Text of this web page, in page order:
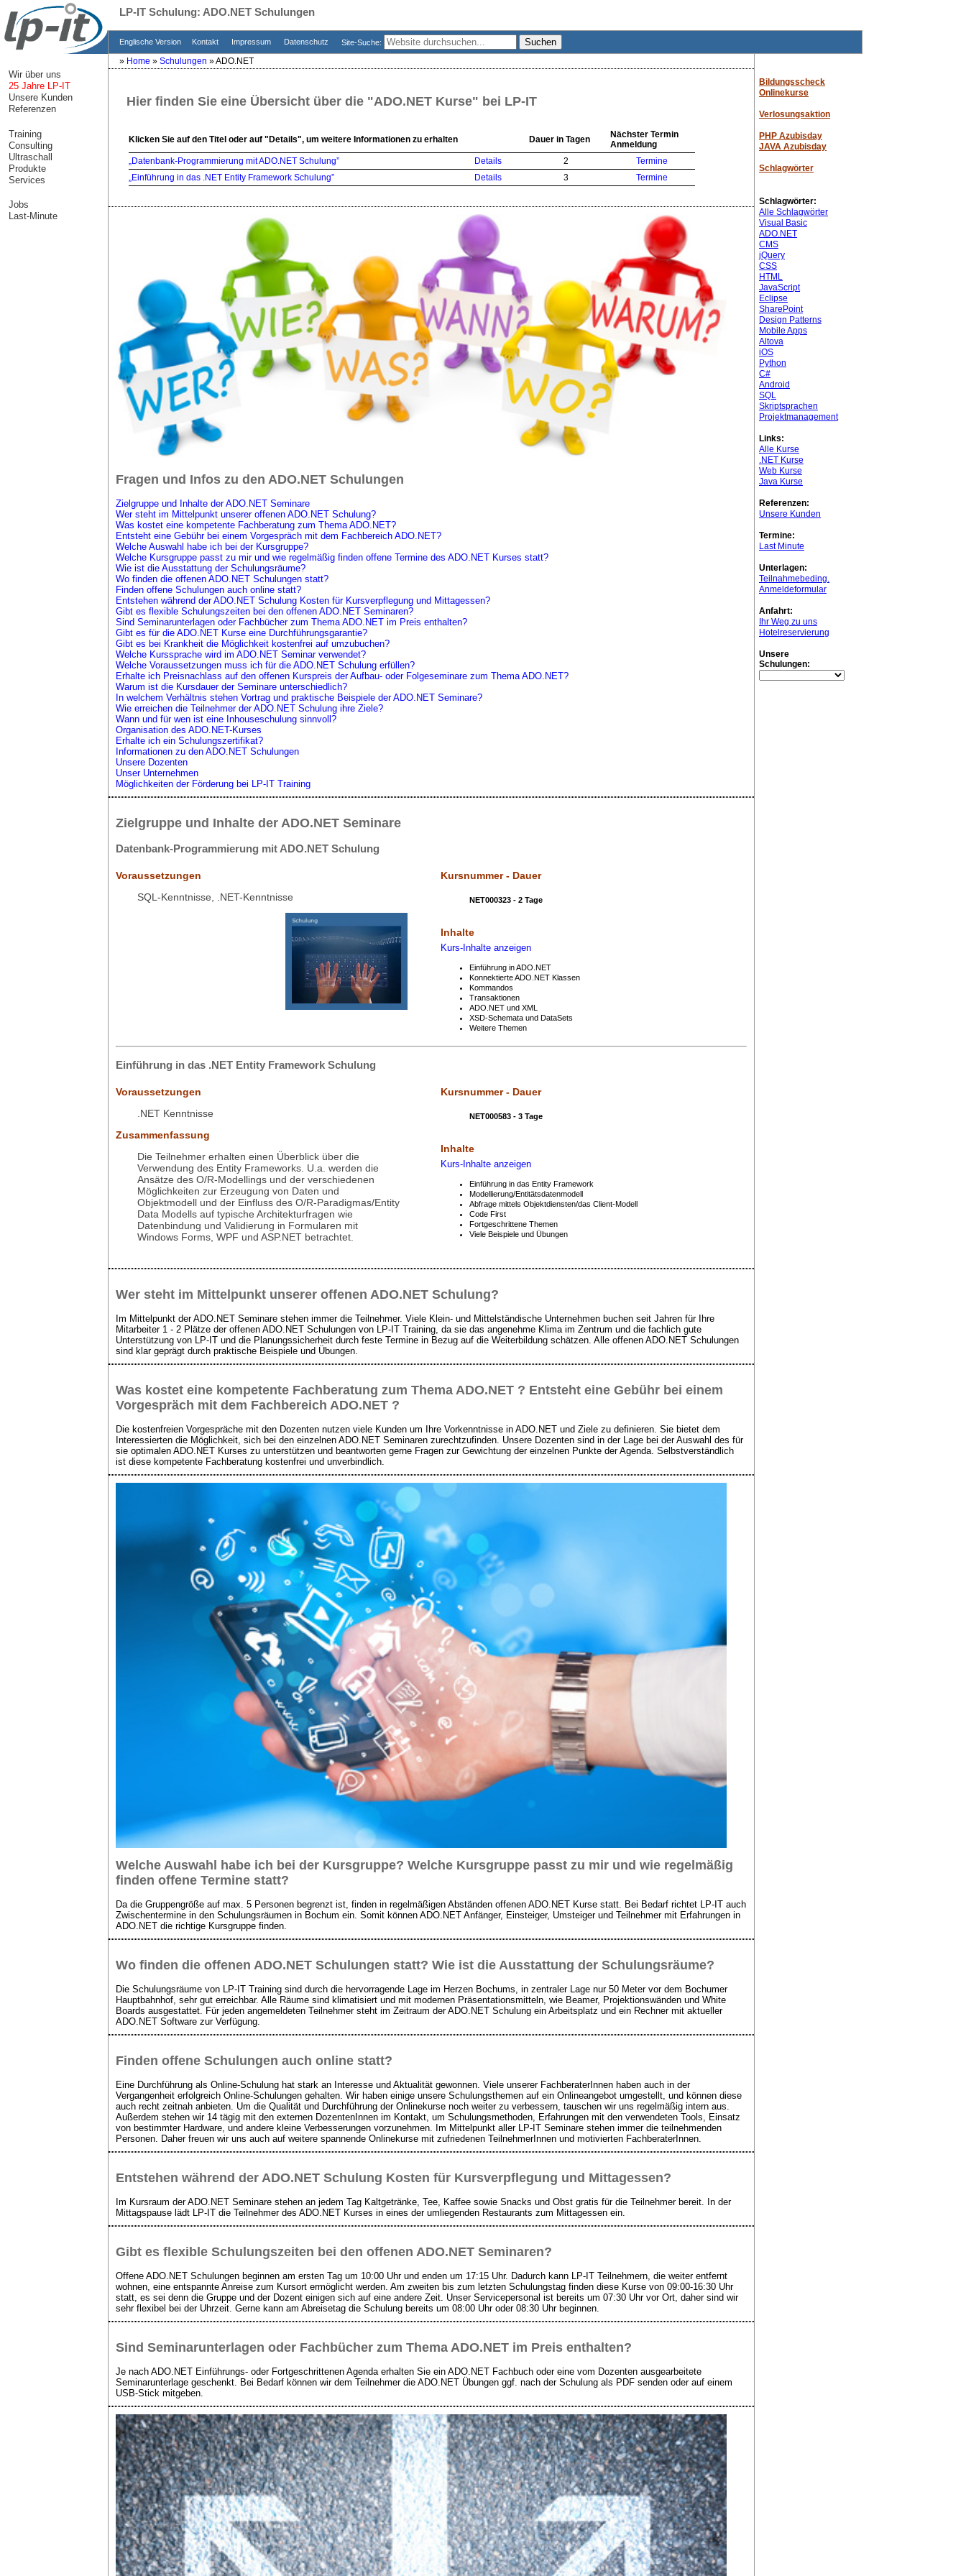
LP-IT Schulung: ADO.NET Schulungen
Englische Version Kontakt Impressum Datenschutz Site-Suche:
Wir über uns
25 Jahre LP-IT
Unsere Kunden
Referenzen
Training
Consulting
Ultraschall
Produkte
Services
Jobs
Last-Minute
» Home»Schulungen»ADO.NET
Hier finden Sie eine Übersicht über die "ADO.NET Kurse" bei LP-IT
Klicken Sie auf den Titel oder auf "Details", um weitere Informationen zu erhalten Dauer in Tagen
Nächster Termin
Anmeldung
„Datenbank-Programmierung mit ADO.NET Schulung”
Details 2
Termine
„Einführung in das .NET Entity Framework Schulung”
Details 3 Termine
Fragen und Infos zu den ADO.NET Schulungen
Zielgruppe und Inhalte der ADO.NET Seminare
Wer steht im Mittelpunkt unserer offenen ADO.NET Schulung?
Was kostet eine kompetente Fachberatung zum Thema ADO.NET?
Entsteht eine Gebühr bei einem Vorgespräch mit dem Fachbereich ADO.NET?
Welche Auswahl habe ich bei der Kursgruppe?
Welche Kursgruppe passt zu mir und wie regelmäßig finden offene Termine des ADO.NET Kurses statt?
Wie ist die Ausstattung der Schulungsräume?
Wo finden die offenen ADO.NET Schulungen statt?
Finden offene Schulungen auch online statt?
Entstehen während der ADO.NET Schulung Kosten für Kursverpflegung und Mittagessen?
Gibt es flexible Schulungszeiten bei den offenen ADO.NET Seminaren?
Sind Seminarunterlagen oder Fachbücher zum Thema ADO.NET im Preis enthalten?
Gibt es für die ADO.NET Kurse eine Durchführungsgarantie?
Gibt es bei Krankheit die Möglichkeit kostenfrei auf umzubuchen?
Welche Kurssprache wird im ADO.NET Seminar verwendet?
Welche Voraussetzungen muss ich für die ADO.NET Schulung erfüllen?
Erhalte ich Preisnachlass auf den offenen Kurspreis der Aufbau- oder Folgeseminare zum Thema ADO.NET?
Warum ist die Kursdauer der Seminare unterschiedlich?
In welchem Verhältnis stehen Vortrag und praktische Beispiele der ADO.NET Seminare?
Wie erreichen die Teilnehmer der ADO.NET Schulung ihre Ziele?
Wann und für wen ist eine Inhouseschulung sinnvoll?
Organisation des ADO.NET-Kurses
Erhalte ich ein Schulungszertifikat?
Informationen zu den ADO.NET Schulungen
Unsere Dozenten
Unser Unternehmen
Möglichkeiten der Förderung bei LP-IT Training
Zielgruppe und Inhalte der ADO.NET Seminare
Datenbank-Programmierung mit ADO.NET Schulung
Voraussetzungen
SQL-Kenntnisse, .NET-Kenntnisse
Kursnummer - Dauer
NET000323 - 2 Tage
Inhalte
Kurs-Inhalte anzeigen
Einführung in ADO.NET
Konnektierte ADO.NET Klassen
Kommandos
Transaktionen
ADO.NET und XML
XSD-Schemata und DataSets
Weitere Themen
Einführung in das .NET Entity Framework Schulung
Voraussetzungen
.NET Kenntnisse
Zusammenfassung
Die Teilnehmer erhalten einen Überblick über die
Verwendung des Entity Frameworks. U.a. werden die
Ansätze des O/R-Modellings und der verschiedenen
Möglichkeiten zur Erzeugung von Daten und
Objektmodell und der Einfluss des O/R-Paradigmas/Entity
Data Modells auf typische Architekturfragen wie
Datenbindung und Validierung in Formularen mit
Windows Forms, WPF und ASP.NET betrachtet.
Kursnummer - Dauer
NET000583 - 3 Tage
Inhalte
Kurs-Inhalte anzeigen
Einführung in das Entity Framework
Modellierung/Entitätsdatenmodell
Abfrage mittels Objektdiensten/das Client-Modell
Code First
Fortgeschrittene Themen
Viele Beispiele und Übungen
Wer steht im Mittelpunkt unserer offenen ADO.NET Schulung?
Im Mittelpunkt der ADO.NET Seminare stehen immer die Teilnehmer. Viele Klein- und Mittelständische Unternehmen buchen seit Jahren für Ihre
Mitarbeiter 1 - 2 Plätze der offenen ADO.NET Schulungen von LP-IT Training, da sie das angenehme Klima im Zentrum und die fachlich gute
Unterstützung von LP-IT und die Planungssicherheit durch feste Termine in Bezug auf die Weiterbildung schätzen. Alle offenen ADO.NET Schulungen
sind klar geprägt durch praktische Beispiele und Übungen.
Was kostet eine kompetente Fachberatung zum Thema ADO.NET ? Entsteht eine Gebühr bei einem
Vorgespräch mit dem Fachbereich ADO.NET ?
Die kostenfreien Vorgespräche mit den Dozenten nutzen viele Kunden um Ihre Vorkenntnisse in ADO.NET und Ziele zu definieren. Sie bietet dem
Interessierten die Möglichkeit, sich bei den einzelnen ADO.NET Seminaren zurechtzufinden. Unsere Dozenten sind in der Lage bei der Auswahl des für
sie optimalen ADO.NET Kurses zu unterstützen und beantworten gerne Fragen zur Gewichtung der einzelnen Punkte der Agenda. Selbstverständlich
ist diese kompetente Fachberatung kostenfrei und unverbindlich.
Welche Auswahl habe ich bei der Kursgruppe? Welche Kursgruppe passt zu mir und wie regelmäßig
finden offene Termine statt?
Da die Gruppengröße auf max. 5 Personen begrenzt ist, finden in regelmäßigen Abständen offenen ADO.NET Kurse statt. Bei Bedarf richtet LP-IT auch
Zwischentermine in den Schulungsräumen in Bochum ein. Somit können ADO.NET Anfänger, Einsteiger, Umsteiger und Teilnehmer mit Erfahrungen in
ADO.NET die richtige Kursgruppe finden.
Wo finden die offenenADO.NET Schulungen statt? Wie ist die Ausstattung der Schulungsräume?
Die Schulungsräume von LP-IT Training sind durch die hervorragende Lage im Herzen Bochums, in zentraler Lage nur 50 Meter vor dem Bochumer
Hauptbahnhof, sehr gut erreichbar. Alle Räume sind klimatisiert und mit modernen Präsentationsmitteln, wie Beamer, Projektionswänden und White
Boards ausgestattet. Für jeden angemeldeten Teilnehmer steht im Zeitraum der ADO.NET Schulung ein Arbeitsplatz und ein Rechner mit aktueller
ADO.NET Software zur Verfügung.
Finden offene Schulungen auch online statt?
Eine Durchführung als Online-Schulung hat stark an Interesse und Aktualität gewonnen. Viele unserer FachberaterInnen haben auch in der
Vergangenheit erfolgreich Online-Schulungen gehalten. Wir haben einige unsere Schulungsthemen auf ein Onlineangebot umgestellt, und können diese
auch recht zeitnah anbieten. Um die Qualität und Durchführung der Onlinekurse noch weiter zu verbessern, tauschen wir uns regelmäßig intern aus.
Außerdem stehen wir 14 tägig mit den externen DozentenInnen im Kontakt, um Schulungsmethoden, Erfahrungen mit den verwendeten Tools, Einsatz
von bestimmter Hardware, und andere kleine Verbesserungen vorzunehmen. Im Mittelpunkt aller LP-IT Seminare stehen immer die teilnehmenden
Personen. Daher freuen wir uns auch auf weitere spannende Onlinekurse mit zufriedenen TeilnehmerInnen und motivierten FachberaterInnen.
Entstehen während derADO.NET Schulung Kosten für Kursverpflegung und Mittagessen?
Im Kursraum der ADO.NET Seminare stehen an jedem Tag Kaltgetränke, Tee, Kaffee sowie Snacks und Obst gratis für die Teilnehmer bereit. In der
Mittagspause lädt LP-IT die Teilnehmer des ADO.NET Kurses in eines der umliegenden Restaurants zum Mittagessen ein.
Gibt es flexible Schulungszeiten bei den offenen ADO.NET Seminaren?
Offene ADO.NET Schulungen beginnen am ersten Tag um 10:00 Uhr und enden um 17:15 Uhr. Dadurch kann LP-IT Teilnehmern, die weiter entfernt
wohnen, eine entspannte Anreise zum Kursort ermöglicht werden. Am zweiten bis zum letzten Schulungstag finden diese Kurse von 09:00-16:30 Uhr
statt, es sei denn die Gruppe und der Dozent einigen sich auf eine andere Zeit. Unser Servicepersonal ist bereits um 07:30 Uhr vor Ort, daher sind wir
sehr flexibel bei der Uhrzeit. Gerne kann am Abreisetag die Schulung bereits um 08:00 Uhr oder 08:30 Uhr beginnen.
Sind Seminarunterlagen oder Fachbücher zum Thema ADO.NET im Preis enthalten?
Je nach ADO.NET Einführungs- oder Fortgeschrittenen Agenda erhalten Sie ein ADO.NET Fachbuch oder eine vom Dozenten ausgearbeitete
Seminarunterlage geschenkt. Bei Bedarf können wir dem Teilnehmer die ADO.NET Übungen ggf. nach der Schulung als PDF senden oder auf einem
USB-Stick mitgeben.
Bildungsscheck
Onlinekurse
Verlosungsaktion
PHP Azubisday
JAVA Azubisday
Schlagwörter
Schlagwörter:
Alle Schlagwörter
Visual Basic
ADO.NET
CMS
jQuery
CSS
HTML
JavaScript
Eclipse
SharePoint
Design Patterns
Mobile Apps
Altova
iOS
Python
C#
Android
SQL
Skriptsprachen
Projektmanagement
Links:
Alle Kurse
.NET Kurse
Web Kurse
Java Kurse
Referenzen:
Unsere Kunden
Termine:
Last Minute
Unterlagen:
Teilnahmebeding.
Anmeldeformular
Anfahrt:
Ihr Weg zu uns
Hotelreservierung
Unsere
Schulungen: